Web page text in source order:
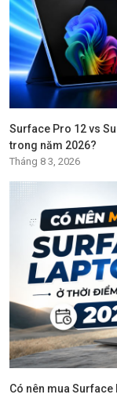
Surface Pro 12 vs
trong năm 2026?
Tháng 8 3, 2026
Có nên mua